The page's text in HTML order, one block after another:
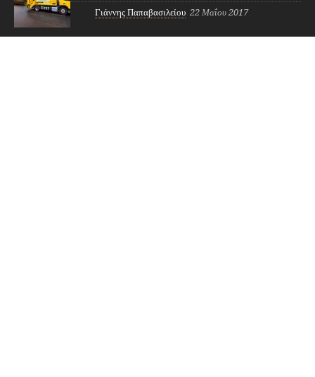
Γιάννης Παπαβασιλείου 22 Μαΐου 2017